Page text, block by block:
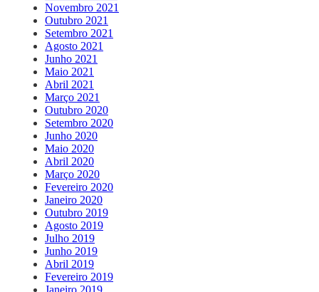
Novembro 2021
Outubro 2021
Setembro 2021
Agosto 2021
Junho 2021
Maio 2021
Abril 2021
Março 2021
Outubro 2020
Setembro 2020
Junho 2020
Maio 2020
Abril 2020
Março 2020
Fevereiro 2020
Janeiro 2020
Outubro 2019
Agosto 2019
Julho 2019
Junho 2019
Abril 2019
Fevereiro 2019
Janeiro 2019